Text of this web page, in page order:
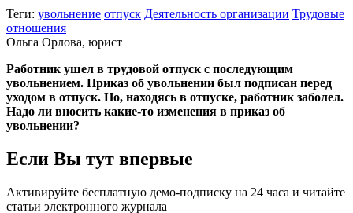
Теги: увольнение отпуск Деятельность организации Трудовые
отношения
Ольга Орлова, юрист
Работник ушел в трудовой отпуск с последующим
увольнением. Приказ об увольнении был подписан перед
уходом в отпуск. Но, находясь в отпуске, работник заболел.
Надо ли вносить какие-то изменения в приказ об
увольнении?
Если Вы тут впервые
Активируйте бесплатную демо-подписку на 24 часа и читайте
статьи электронного журнала